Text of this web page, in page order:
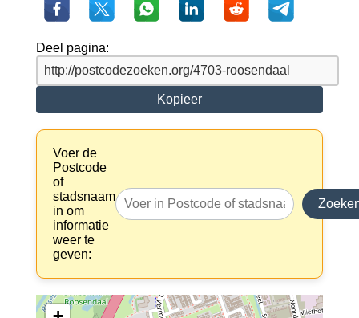
Deel pagina:
Kopieer
Voer de
Postcode
of
stadsnaam
in om
informatie
weer te
geven: